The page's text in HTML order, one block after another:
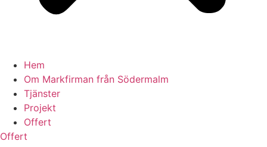
Hem
Om Markfirman från Södermalm
Tjänster
Projekt
Offert
Offert